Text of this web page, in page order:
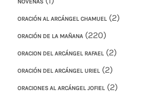
ORACIÓN AL ARCÁNGEL CHAMUEL (2)
ORACIÓN DE LA MAÑANA (220)
ORACION DEL ARCÁNGEL RAFAEL (2)
ORACIÓN DEL ARCÁNGEL URIEL (2)
ORACIONES AL ARCÁNGEL JOFIEL (2)